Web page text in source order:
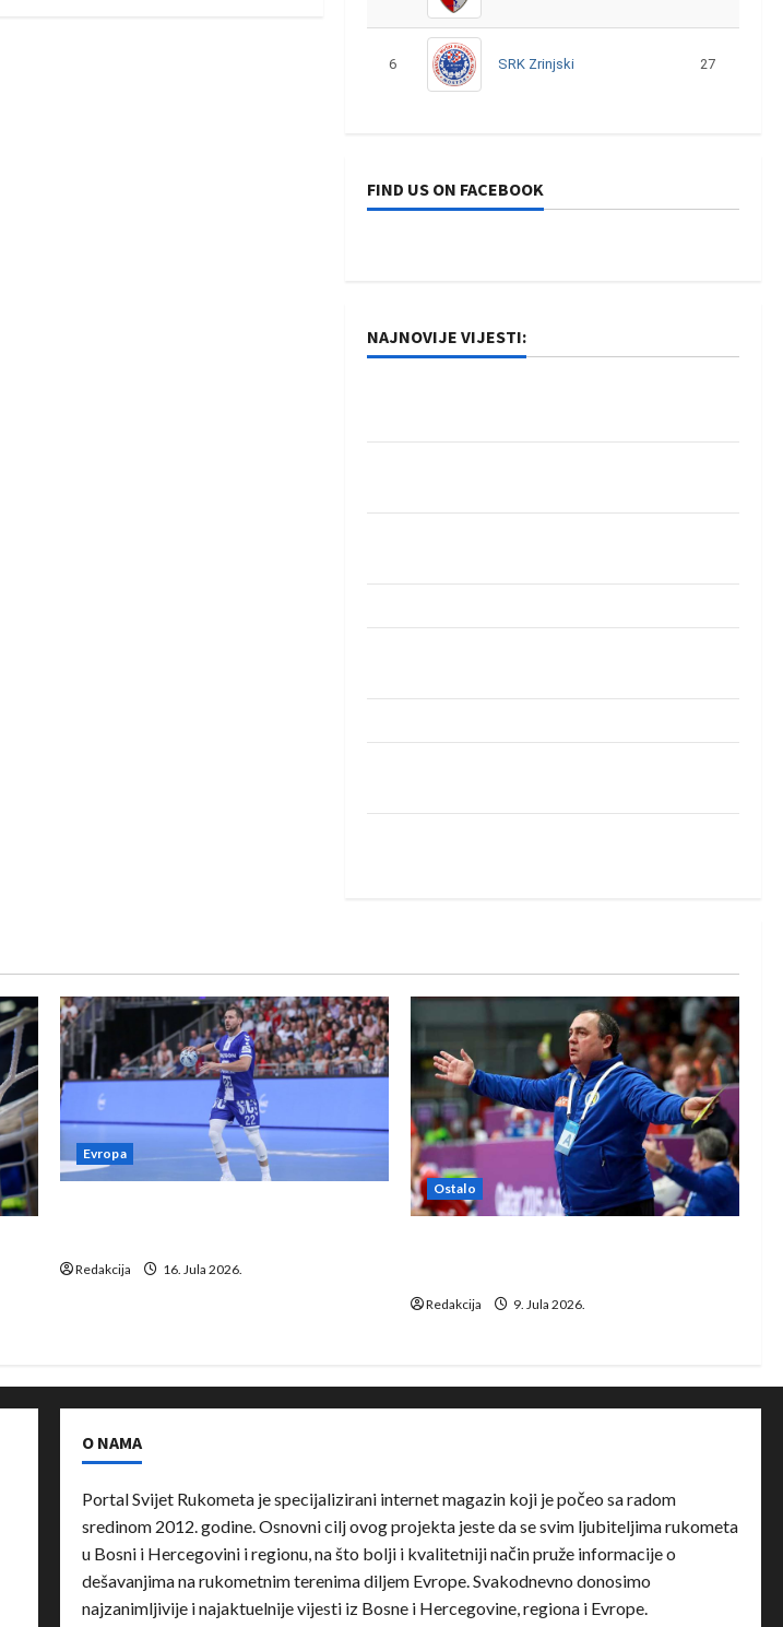
6 SRK Zrinjski 27
FIND US ON FACEBOOK
NAJNOVIJE VIJESTI:
Evropa
Redakcija 16. Jula 2026.
Ostalo
Redakcija 9. Jula 2026.
O NAMA
Portal Svijet Rukometa je specijalizirani internet magazin koji je počeo sa radom
sredinom 2012. godine. Osnovni cilj ovog projekta jeste da se svim ljubiteljima rukometa
u Bosni i Hercegovini i regionu, na što bolji i kvalitetniji način pruže informacije o
dešavanjima na rukometnim terenima diljem Evrope. Svakodnevno donosimo
najzanimljivije i najaktuelnije vijesti iz Bosne i Hercegovine, regiona i Evrope.